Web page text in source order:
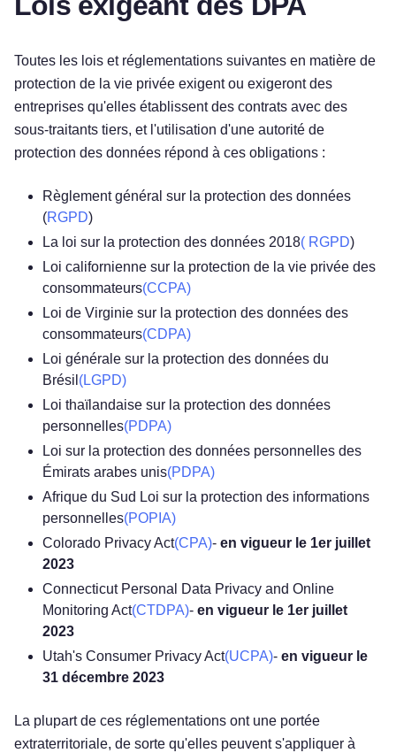
Toutes les lois et réglementations suivantes en matière de
protection de la vie privée exigent ou exigeront des
entreprises qu'elles établissent des contrats avec des
sous-traitants tiers, et l'utilisation d'une autorité de
protection des données répond à ces obligations :
Règlement général sur la protection des données
(RGPD)
La loi sur la protection des données 2018( RGPD)
Loi californienne sur la protection de la vie privée des
consommateurs(CCPA)
Loi de Virginie sur la protection des données des
consommateurs(CDPA)
Loi générale sur la protection des données du
Brésil (LGPD)
Loi thaïlandaise sur la protection des données
personnelles(PDPA)
Loi sur la protection des données personnelles des
Émirats arabes unis(PDPA)
Afrique du Sud Loi sur la protection des informations
personnelles(POPIA)
Colorado Privacy Act(CPA)- en vigueur le 1er juillet
2023
Connecticut Personal Data Privacy and Online
Monitoring Act(CTDPA)- en vigueur le 1er juillet
2023
Utah's Consumer Privacy Act(UCPA)- en vigueur le
31 décembre 2023
La plupart de ces réglementations ont une portée
extraterritoriale, de sorte qu'elles peuvent s'appliquer à